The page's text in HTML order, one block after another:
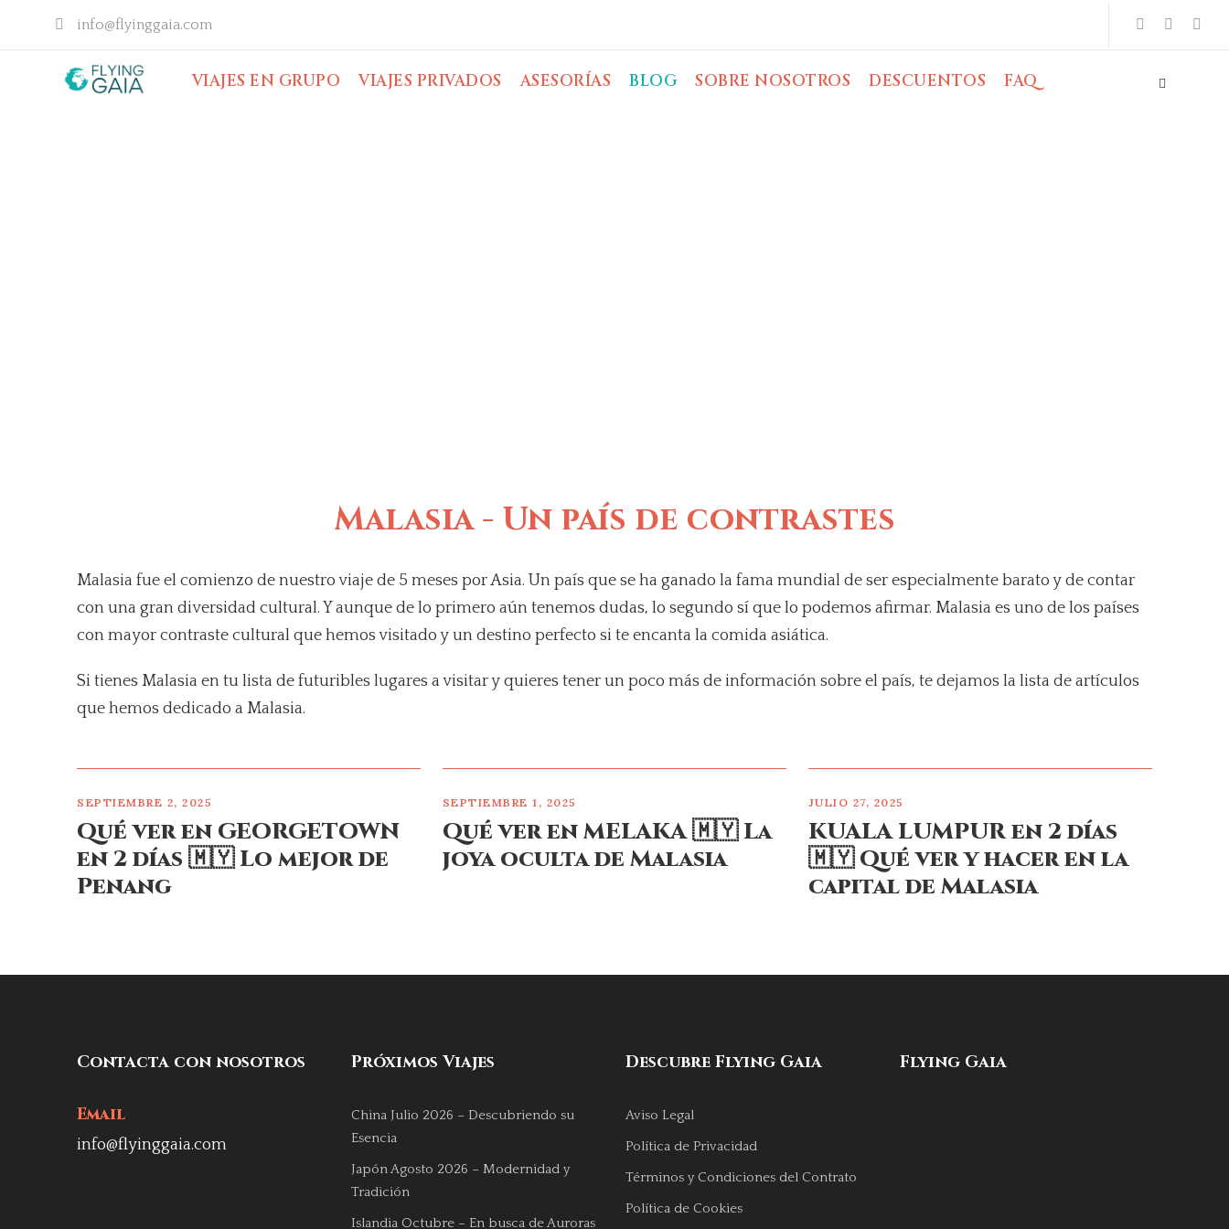
info@flyinggaia.com
VIAJES EN GRUPO VIAJES PRIVADOS ASESORÍAS BLOG SOBRE NOSOTROS DESCUENTOS FAQ
Malasia - Un país de contrastes
Malasia fue el comienzo de nuestro viaje de 5 meses por Asia. Un país que se ha ganado la fama mundial de ser especialmente barato y de contar
con una gran diversidad cultural. Y aunque de lo primero aún tenemos dudas, lo segundo sí que lo podemos afirmar. Malasia es uno de los países
con mayor contraste cultural que hemos visitado y un destino perfecto si te encanta la comida asiática.
Si tienes Malasia en tu lista de futuribles lugares a visitar y quieres tener un poco más de información sobre el país, te dejamos la lista de artículos
que hemos dedicado a Malasia.
SEPTIEMBRE 2, 2025
Qué ver en GEORGETOWN
en 2 días 🇲🇾 Lo mejor de
Penang
SEPTIEMBRE 1, 2025
Qué ver en MELAKA 🇲🇾 La
joya oculta de Malasia
JULIO 27, 2025
KUALA LUMPUR en 2 días
🇲🇾 Qué ver y hacer en la
capital de Malasia
Contacta con nosotros
Email
info@flyinggaia.com
Próximos Viajes
China Julio 2026 – Descubriendo su
Esencia
Japón Agosto 2026 – Modernidad y
Tradición
Islandia Octubre – En busca de Auroras
Descubre Flying Gaia
Aviso Legal
Política de Privacidad
Términos y Condiciones del Contrato
Política de Cookies
Flying Gaia